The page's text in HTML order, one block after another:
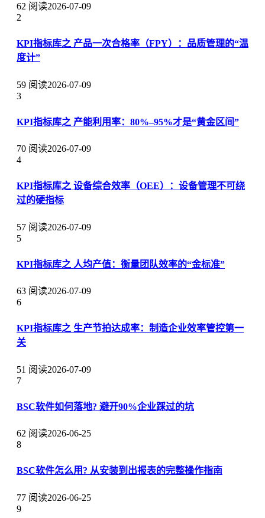
62 阅读2026-07-09
2
KPI指标库之 产品一次合格率（FPY）：品质管理的“温
度计”
59 阅读2026-07-09
3
KPI指标库之 产能利用率：80%–95%才是“黄金区间”
70 阅读2026-07-09
4
KPI指标库之 设备综合效率（OEE）：设备管理不可绕
过的硬指标
57 阅读2026-07-09
5
KPI指标库之 人均产值：衡量团队效率的“金标准”
63 阅读2026-07-09
6
KPI指标库之 生产节拍达成率：制造企业效率管控第一
关
51 阅读2026-07-09
7
BSC软件如何落地? 避开90%企业踩过的坑
62 阅读2026-06-25
8
BSC软件怎么用? 从安装到出报表的完整操作指南
77 阅读2026-06-25
9